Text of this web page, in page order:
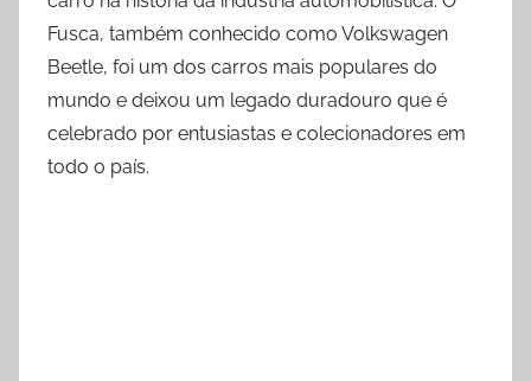
Fusca, também conhecido como Volkswagen
Beetle, foi um dos carros mais populares do
mundo e deixou um legado duradouro que é
celebrado por entusiastas e colecionadores em
todo o país.